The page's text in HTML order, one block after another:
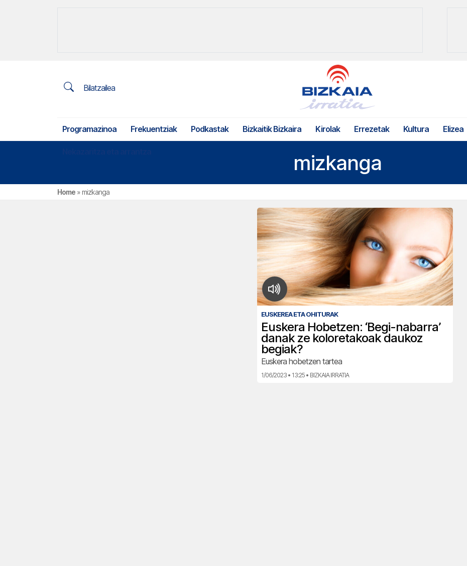
Bilatzailea
Programazinoa Frekuentziak Podkastak Bizkaitik Bizkaira Kirolak Errezetak Kultura Elizea
mizkanga
Home »mizkanga
EUSKEREA ETA OHITURAK
Euskera Hobetzen: ‘Begi-nabarra’
danak ze koloretakoak daukoz
begiak?
Euskera hobetzen tartea
1/06/2023 • 13:25 • BIZKAIA IRRATIA